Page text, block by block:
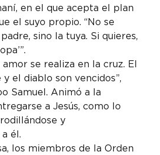
en el que acepta el plan
el suyo propio. “No se
sino la tuya. Si quieres,
se realiza en la cruz. El
el diablo son vencidos”,
Samuel. Animó a la
a Jesús, como lo
y
él.
los miembros de la Orden